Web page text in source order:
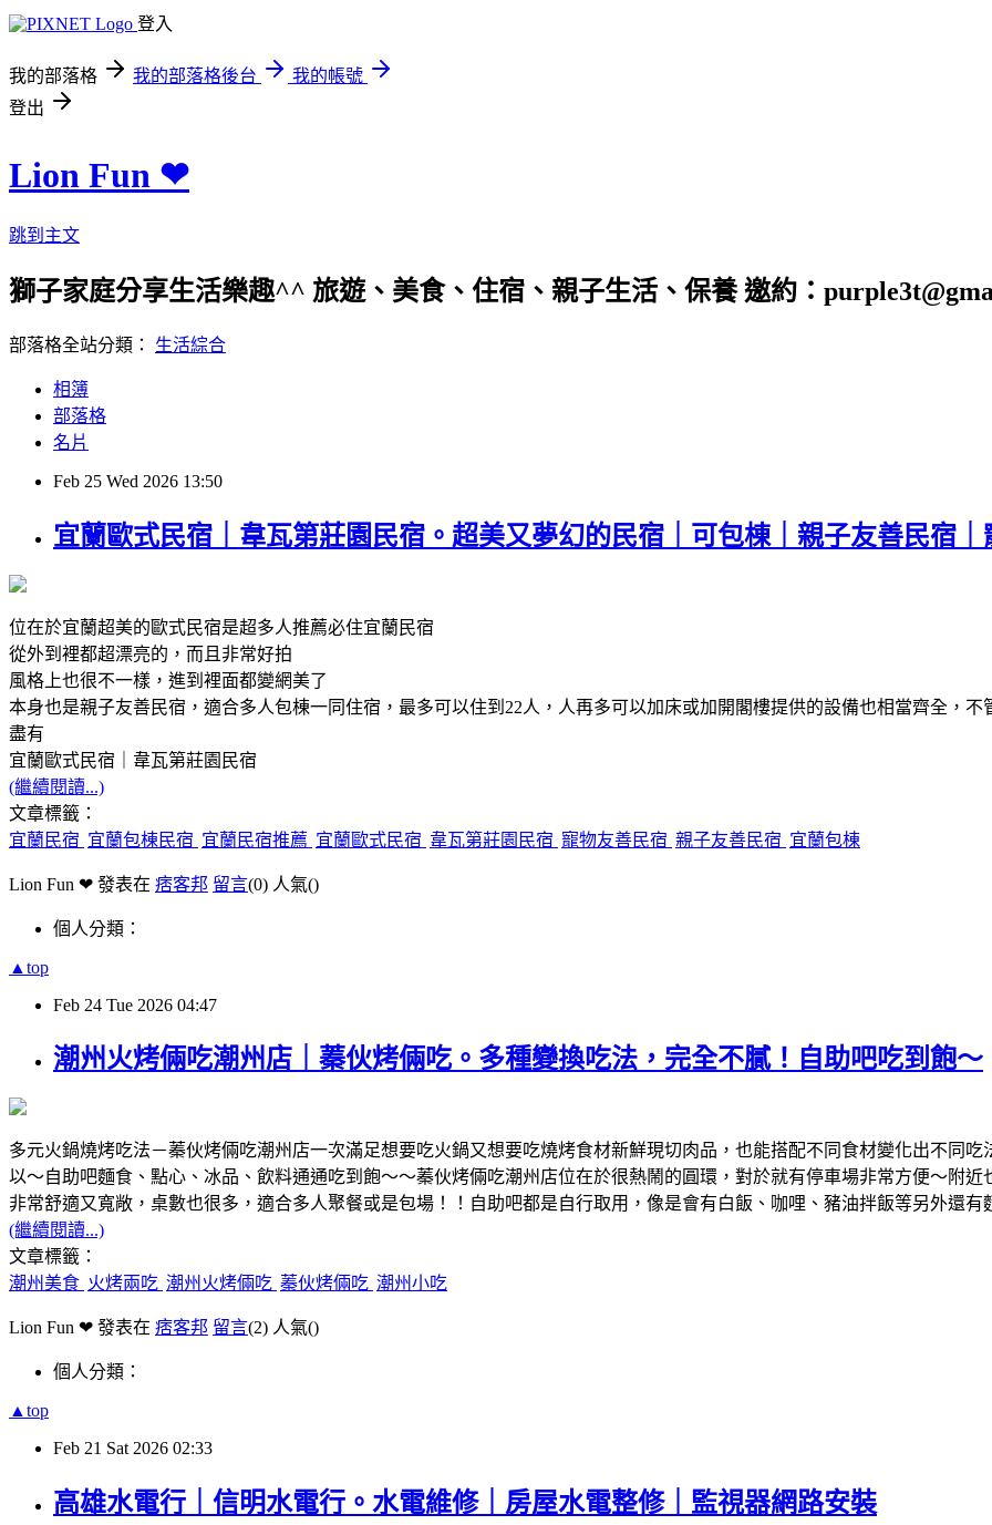
登入
我的部落格 我的部落格後台
我的帳號
登出
Lion Fun ❤
跳到主文
獅子家庭分享生活樂趣^^ 旅遊、美食、住宿、親子生活、保養 邀約：
部落格全站分類： 生活綜合
相簿
部落格
名片
Feb 25 Wed 2026 13:50
宜蘭歐式民宿｜韋瓦第莊園民宿。超美又夢幻的民宿｜可包棟｜親子友善民宿
位在於宜蘭超美的歐式民宿是超多人推薦必住宜蘭民宿
從外到裡都超漂亮的，而且非常好拍
風格上也很不一樣，進到裡面都變網美了
本身也是親子友善民宿，適合多人包棟一同住宿，最多可以住到22人，人再多可以加床或加開閣樓提供的設備也相當齊全，
盡有
宜蘭歐式民宿｜韋瓦第莊園民宿
(繼續閱讀...)
文章標籤：
宜蘭民宿 宜蘭包棟民宿 宜蘭民宿推薦 宜蘭歐式民宿 韋瓦第莊園民宿 寵物友善民宿 親子友善民宿 宜蘭包棟
Lion Fun ❤ 發表在 痞客邦 留言(0) 人氣()
個人分類：
▲top
Feb 24 Tue 2026 04:47
潮州火烤倆吃潮州店｜蓁伙烤倆吃。多種變換吃法，完全不膩！自助吧吃到飽～
多元火鍋燒烤吃法－蓁伙烤倆吃潮州店一次滿足想要吃火鍋又想要吃燒烤食材新鮮現切肉品，也能搭配不同食材變化出不同
以～自助吧麵食、點心、冰品、飲料通通吃到飽～～蓁伙烤倆吃潮州店位在於很熱鬧的圓環，對於就有停車場非常方便～附
非常舒適又寬敞，桌數也很多，適合多人聚餐或是包場！！自助吧都是自行取用，像是會有白飯、咖哩、豬油拌飯等另外還
(繼續閱讀...)
文章標籤：
潮州美食 火烤兩吃 潮州火烤倆吃 蓁伙烤倆吃 潮州小吃
Lion Fun ❤ 發表在 痞客邦 留言(2) 人氣()
個人分類：
▲top
Feb 21 Sat 2026 02:33
高雄水電行｜信明水電行。水電維修｜房屋水電整修｜監視器網路安裝